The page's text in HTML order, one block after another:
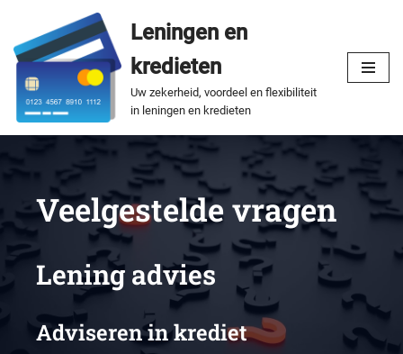
Spring
naar
de
inhoud
Leningen en
kredieten
Uw zekerheid, voordeel en flexibiliteit
in leningen en kredieten
Veelgestelde vragen
Lening advies
Adviseren in krediet